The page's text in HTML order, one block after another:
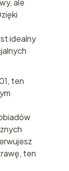
ale
idealny
ten
ten